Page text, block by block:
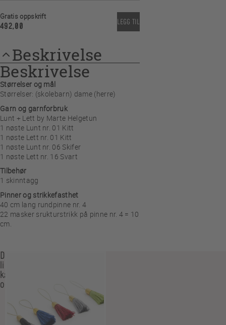
Skinntagg Natur
Gratis oppskrift
492,00 LEGG TIL
Beskrivelse
Beskrivelse
Størrelser og mål
Størrelser: (skolebarn) dame (herre)
Garn og garnforbruk
Lunt + Lett by Marte Helgetun
1 nøste Lunt nr. 01 Kitt
1 nøste Lett nr. 01 Kitt
1 nøste Lunt nr. 06 Skifer
1 nøste Lett nr. 16 Svart
Tilbehør
1 skinntagg
Pinner og strikkefasthet
40 cm lang rundpinne nr. 4
22 masker srukturstrikk på pinne nr. 4 = 10
cm.
Du
liker
kanskje
også…